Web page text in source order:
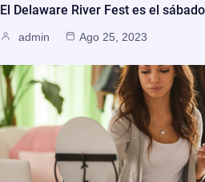
El Delaware River Fest es el
admin Ago 25, 2023